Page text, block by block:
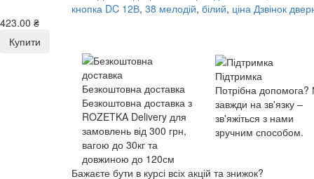
кнопка DC 12В, 38 мелодій, білий, ціна Дзвінок
423.00 ₴
Купити
Безкоштовна доставка
Безкоштовна доставка з
ROZETKA Delivery для
замовлень від 300 грн,
вагою до 30кг та
довжиною до 120см
Підтримка
Потрібна
завжди на зв'язку –
зв'яжіться з нами
зручним способом.
Бажаєте бути в курсі всіх акцій та знижок?